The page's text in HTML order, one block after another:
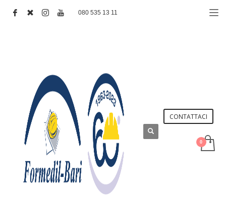
080 535 13 11
CONTATTACI